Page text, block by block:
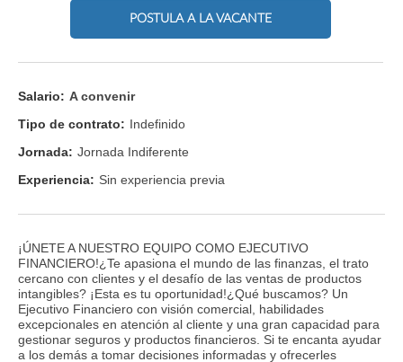
POSTULA A LA VACANTE
Salario: A convenir
Tipo de contrato: Indefinido
Jornada: Jornada Indiferente
Experiencia: Sin experiencia previa
¡ÚNETE A NUESTRO EQUIPO COMO EJECUTIVO
FINANCIERO!¿Te apasiona el mundo de las finanzas, el trato
cercano con clientes y el desafío de las ventas de productos
intangibles? ¡Esta es tu oportunidad!¿Qué buscamos? Un
Ejecutivo Financiero con visión comercial, habilidades
excepcionales en atención al cliente y una gran capacidad para
gestionar seguros y productos financieros. Si te encanta ayudar
a los demás a tomar decisiones informadas y ofrecerles